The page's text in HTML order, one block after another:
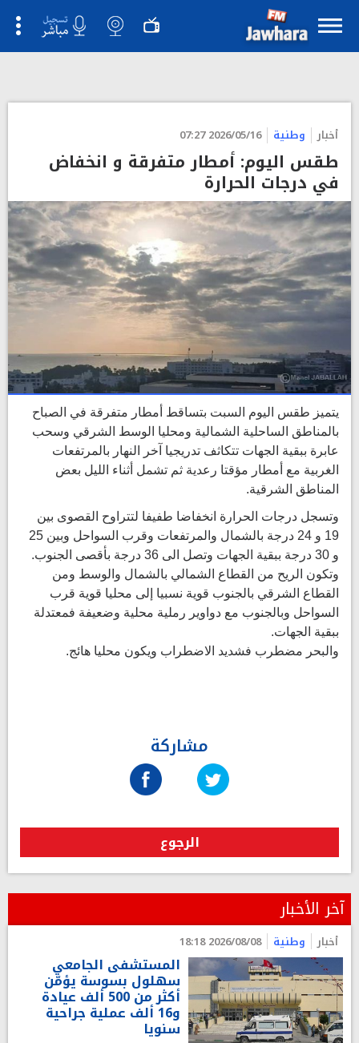
أخبار وطنية 2026/05/16 07:27
طقس اليوم: أمطار متفرقة و انخفاض
في درجات الحرارة
يتميز طقس اليوم السبت بتساقط أمطار متفرقة في الصباح
بالمناطق الساحلية الشمالية ومحليا الوسط الشرقي وسحب
عابرة ببقية الجهات تتكاثف تدريجيا آخر النهار بالمرتفعات
الغربية مع أمطار مؤقتا رعدية ثم تشمل أثناء الليل بعض
المناطق الشرقية.
وتسجل درجات الحرارة انخفاضا طفيفا لتتراوح القصوى بين
19 و 24 درجة بالشمال والمرتفعات وقرب السواحل وبين 25
و 30 درجة ببقية الجهات وتصل الى 36 درجة بأقصى الجنوب.
وتكون الريح من القطاع الشمالي بالشمال والوسط ومن
القطاع الشرقي بالجنوب قوية نسبيا إلى محليا قوية قرب
السواحل وبالجنوب مع دواوير رملية محلية وضعيفة فمعتدلة
ببقية الجهات.
والبحر مضطرب فشديد الاضطراب ويكون محليا هائج.
مشاركة
الرجوع
آخر الأخبار
أخبار وطنية 2026/08/08 18:18
المستشفى الجامعي
سهلول بسوسة يؤمّن
أكثر من 500 ألف عيادة
و16 ألف عملية جراحية
سنويا